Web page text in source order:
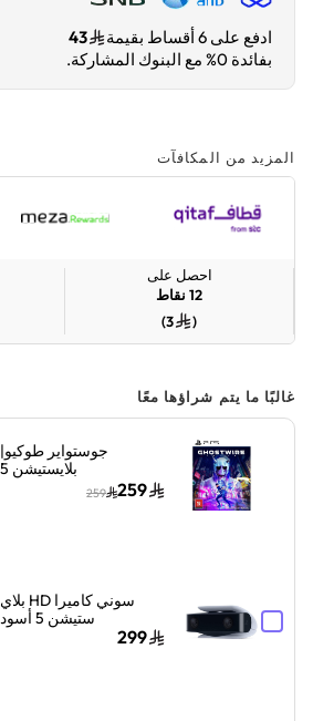
ادفع على 6 أقساط بقيمة
43
بفائدة 0% مع البنوك المشاركة.
المزيد من المكافآت
احصل على
12 نقاط
(
3
)
غالبًا ما يتم شراؤها معًا
جوستواير طوكيو|
بلايستيشن 5
259
259
سوني كاميرا HD بلاي
ستيشن 5 أسود
299